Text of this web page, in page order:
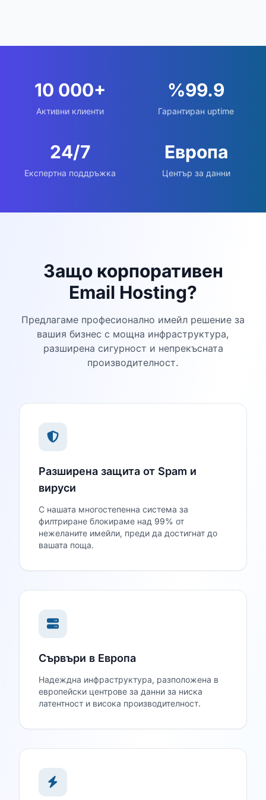
10 000+
Активни клиенти
%99.9
Гарантиран uptime
24/7
Експертна поддръжка
Европа
Център за данни
Защо корпоративен
Email Hosting?
Предлагаме професионално имейл решение за
вашия бизнес с мощна инфраструктура,
разширена сигурност и непрекъсната
производителност.
Разширена защита от Spam и
вируси
С нашата многостепенна система за
филтриране блокираме над 99% от
нежеланите имейли, преди да достигнат до
вашата поща.
Сървъри в Европа
Надеждна инфраструктура, разположена в
европейски центрове за данни за ниска
латентност и висока производителност.